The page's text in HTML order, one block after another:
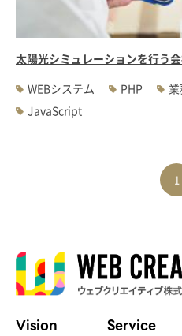
太陽光シミュレーションを行う
WEBシステム
PHP
JavaScript
1
Vision Service